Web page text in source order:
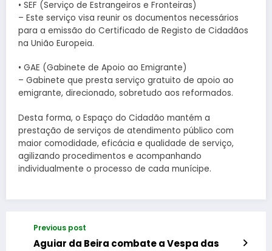
• SEF (Serviço de Estrangeiros e Fronteiras)
– Este serviço visa reunir os documentos necessários
para a emissão do Certificado de Registo de Cidadãos
na União Europeia.
• GAE (Gabinete de Apoio ao Emigrante)
– Gabinete que presta serviço gratuito de apoio ao
emigrante, direcionado, sobretudo aos reformados.
Desta forma, o Espaço do Cidadão mantém a
prestação de serviços de atendimento público com
maior comodidade, eficácia e qualidade de serviço,
agilizando procedimentos e acompanhando
individualmente o processo de cada munícipe.
Previous post
Aguiar da Beira combate a Vespa das